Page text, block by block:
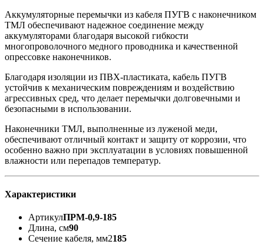
Аккумуляторные перемычки из кабеля ПУГВ с наконечником
ТМЛ обеспечивают надежное соединение между
аккумуляторами благодаря высокой гибкости
многопроволочного медного проводника и качественной
опрессовке наконечников.
Благодаря изоляции из ПВХ-пластиката, кабель ПУГВ
устойчив к механическим повреждениям и воздействию
агрессивных сред, что делает перемычки долговечными и
безопасными в использовании.
Наконечники ТМЛ, выполненные из луженой меди,
обеспечивают отличный контакт и защиту от коррозии, что
особенно важно при эксплуатации в условиях повышенной
влажности или перепадов температур.
Характеристики
АртикулПРМ-0,9-185
Длина, см90
Сечение кабеля, мм2185